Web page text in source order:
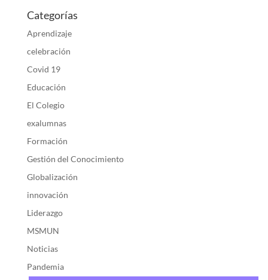
Categorías
Aprendizaje
celebración
Covid 19
Educación
El Colegio
exalumnas
Formación
Gestión del Conocimiento
Globalización
innovación
Liderazgo
MSMUN
Noticias
Pandemia